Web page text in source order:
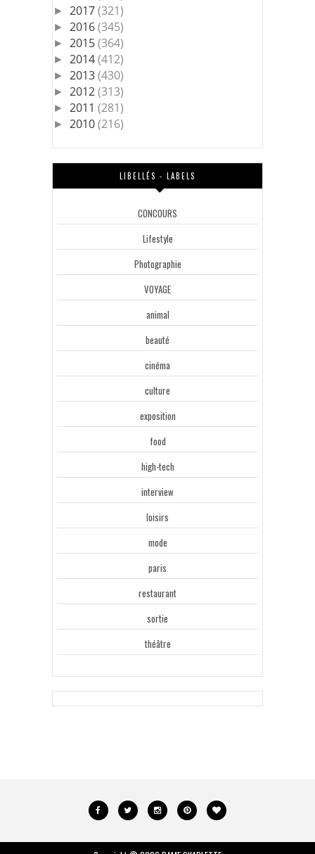
► 2017(321)
► 2016(345)
► 2015(364)
► 2014(412)
► 2013(430)
► 2012(313)
► 2011 (281)
► 2010(216)
LIBELLÉS - LABELS
CONCOURS
Lifestyle
Photographie
VOYAGE
animal
beauté
cinéma
culture
exposition
food
high-tech
interview
loisirs
mode
paris
restaurant
sortie
théâtre